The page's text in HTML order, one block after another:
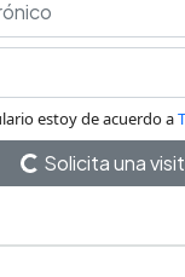
estoy de acuerdo a
Solicita una